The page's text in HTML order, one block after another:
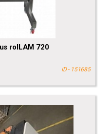
rolLAM 720
ID - 151685